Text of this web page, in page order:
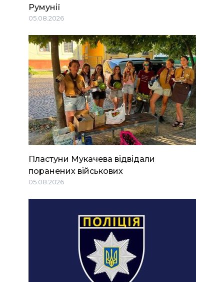
Румунії
05.08.2026
Пластуни Мукачева відвідали
поранених військових
05.08.2026